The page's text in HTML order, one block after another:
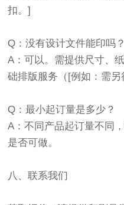
扣。]
Q：没有设计文件能印吗？
A：可以。需提供尺寸、
础排版服务（[例如：需另
Q：最小起订量是多少？
A：不同产品起订量不同
是否可做。
八、联系我们